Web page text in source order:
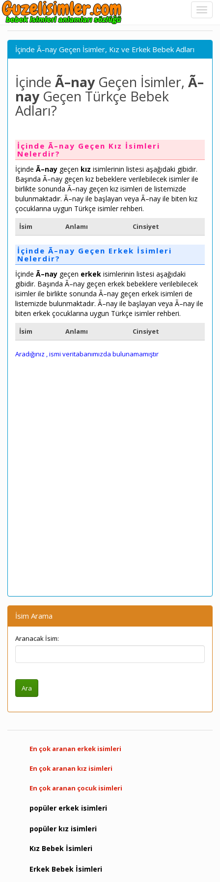
İçinde Ã–nay Geçen İsimler, Kız ve Erkek Bebek Adları
İçinde Ã–nayGeçen İsimler, Ã–
nayGeçen Türkçe Bebek
Adları?
İçinde Ã–nay Geçen Kız İsimleri
Nelerdir?
İçinde Ã–nay geçen kız isimlerinin listesi aşağıdaki gibidir.
Başında Ã–nay geçen kız bebeklere verilebilecek isimler ile
birlikte sonunda Ã–nay geçen kız isimleri de listemizde
bulunmaktadır. Ã–nay ile başlayan veya Ã–nay ile biten kız
çocuklarına uygun Türkçe isimler rehberi.
İsim Anlamı Cinsiyet
İçinde Ã–nay Geçen Erkek İsimleri
Nelerdir?
İçinde Ã–nay geçen erkek isimlerinin listesi aşağıdaki
gibidir. Başında Ã–nay geçen erkek bebeklere verilebilecek
isimler ile birlikte sonunda Ã–nay geçen erkek isimleri de
listemizde bulunmaktadır. Ã–nay ile başlayan veya Ã–nay ile
biten erkek çocuklarına uygun Türkçe isimler rehberi.
İsim Anlamı Cinsiyet
Aradığınız , ismi veritabanımızda bulunamamıştır
İsim Arama
Aranacak İsim:
En çok aranan erkek isimleri
En çok aranan kız isimleri
En çok aranan çocuk isimleri
popüler erkek isimleri
popüler kız isimleri
Kız Bebek İsimleri
Erkek Bebek İsimleri